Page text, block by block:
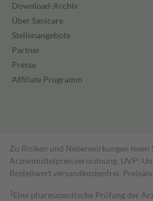
Download-Archiv
Über Sanicare
Stellenangebote
Partner
Presse
Affiliate Programm
Zu Risiken und Nebenwirkungen
Arzneimittelpreisverordnung. UVP:
Bestell­wert versand­kosten­frei.
1 Eine pharmazeutische Prüfung der